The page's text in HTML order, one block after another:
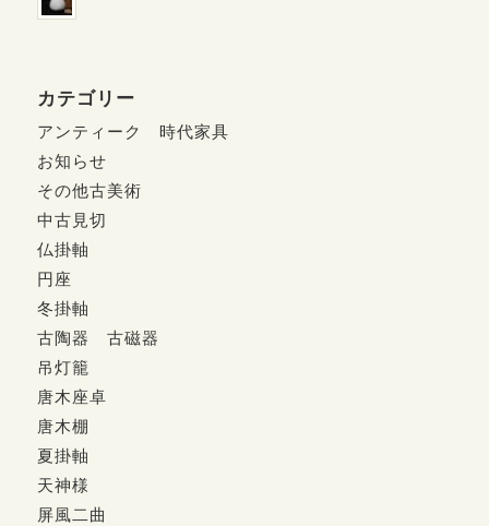
カテゴリー
アンティーク 時代家具
お知らせ
その他古美術
中古見切
仏掛軸
円座
冬掛軸
古陶器 古磁器
吊灯籠
唐木座卓
唐木棚
夏掛軸
天神様
屏風二曲